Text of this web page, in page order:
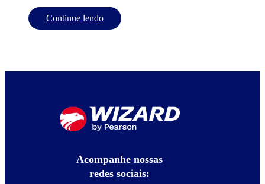
Continue lendo
Acompanhe nossas
redes sociais: